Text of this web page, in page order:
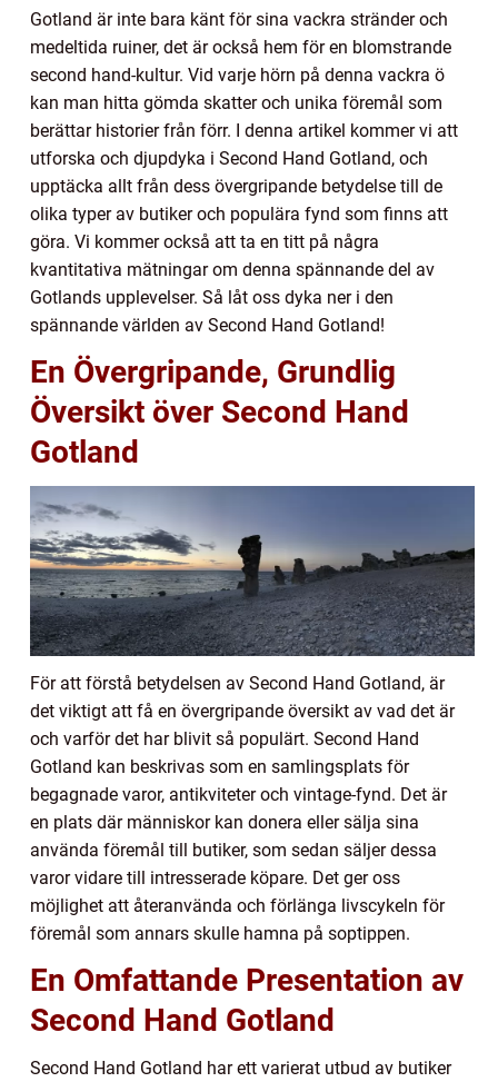
Gotland är inte bara känt för sina vackra stränder och
medeltida ruiner, det är också hem för en blomstrande
second hand-kultur. Vid varje hörn på denna vackra ö
kan man hitta gömda skatter och unika föremål som
berättar historier från förr. I denna artikel kommer vi att
utforska och djupdyka i Second Hand Gotland, och
upptäcka allt från dess övergripande betydelse till de
olika typer av butiker och populära fynd som finns att
göra. Vi kommer också att ta en titt på några
kvantitativa mätningar om denna spännande del av
Gotlands upplevelser. Så låt oss dyka ner i den
spännande världen av Second Hand Gotland!
En Övergripande, Grundlig
Översikt över Second Hand
Gotland
För att förstå betydelsen av Second Hand Gotland, är
det viktigt att få en övergripande översikt av vad det är
och varför det har blivit så populärt. Second Hand
Gotland kan beskrivas som en samlingsplats för
begagnade varor, antikviteter och vintage-fynd. Det är
en plats där människor kan donera eller sälja sina
använda föremål till butiker, som sedan säljer dessa
varor vidare till intresserade köpare. Det ger oss
möjlighet att återanvända och förlänga livscykeln för
föremål som annars skulle hamna på soptippen.
En Omfattande Presentation av
Second Hand Gotland
Second Hand Gotland har ett varierat utbud av butiker